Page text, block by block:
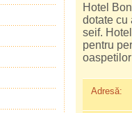
Hotel
dotate cu
seif.
pentru
Adresă: